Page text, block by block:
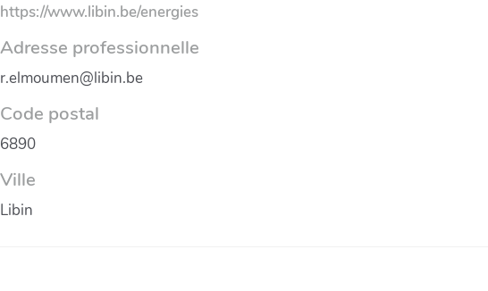
https://www.libin.be/energies
Adresse professionnelle
r.elmoumen@libin.be
Code postal
6890
Ville
Libin